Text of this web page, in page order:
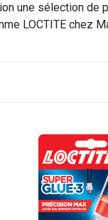
une sélection
LOCTITE chez